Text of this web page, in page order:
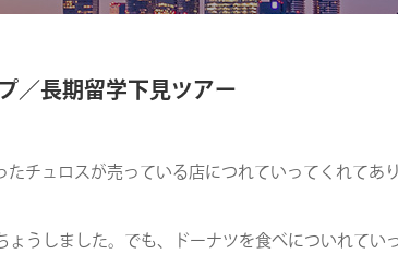
／長期留学下見ツアー
チュロスが売っている店につれていってくれてあ
うしました。でも、ドーナツを食べについれてい